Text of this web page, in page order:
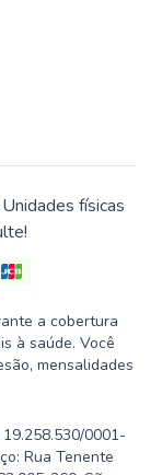
físicas
a cobertura
à saúde. Você
mensalidades
19.258.530/0001-
Rua Tenente